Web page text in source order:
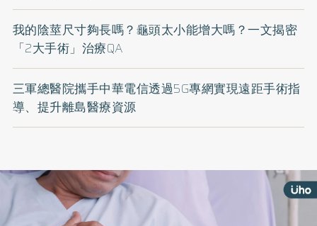
我的陰莖尺寸夠長嗎？龜頭太小能增大嗎？一文揭密
「2大手術」治療QA
三軍總醫院攜手中華電信透過5G專網實現遠距手術指
導、提升離島醫療資源